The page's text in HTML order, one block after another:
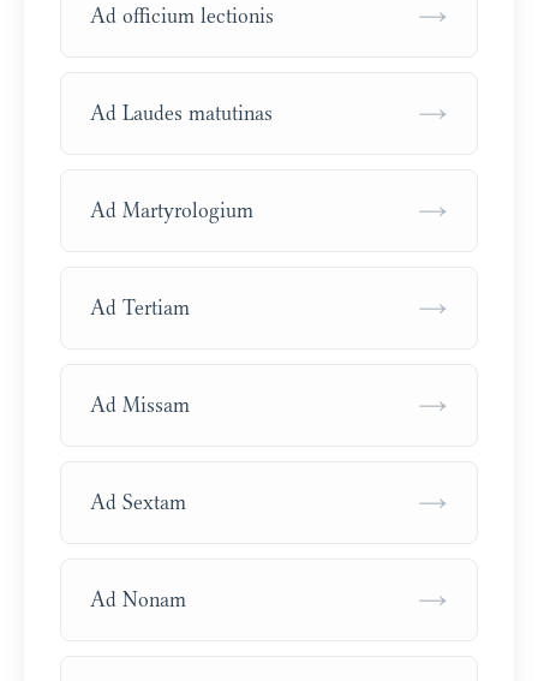
Ad officium lectionis →
Ad Laudes matutinas →
Ad Martyrologium →
Ad Tertiam →
Ad Missam →
Ad Sextam →
Ad Nonam →